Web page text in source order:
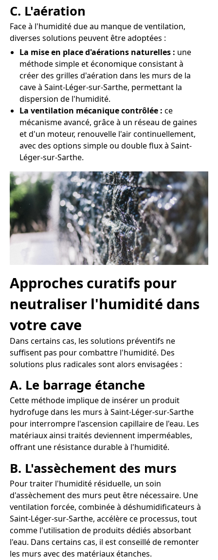
C. L'aération
Face à l'humidité due au manque de ventilation,
diverses solutions peuvent être adoptées :
La mise en place d'aérations naturelles : une
méthode simple et économique consistant à
créer des grilles d'aération dans les murs de la
cave à Saint-Léger-sur-Sarthe, permettant la
dispersion de l'humidité.
La ventilation mécanique contrôlée : ce
mécanisme avancé, grâce à un réseau de gaines
et d'un moteur, renouvelle l'air continuellement,
avec des options simple ou double flux à Saint-
Léger-sur-Sarthe.
Approches curatifs pour
neutraliser l'humidité dans
votre cave
Dans certains cas, les solutions préventifs ne
suffisent pas pour combattre l'humidité. Des
solutions plus radicales sont alors envisagées :
A. Le barrage étanche
Cette méthode implique de insérer un produit
hydrofuge dans les murs à Saint-Léger-sur-Sarthe
pour interrompre l'ascension capillaire de l'eau. Les
matériaux ainsi traités deviennent imperméables,
offrant une résistance durable à l'humidité.
B. L'assèchement des murs
Pour traiter l'humidité résiduelle, un soin
d'assèchement des murs peut être nécessaire. Une
ventilation forcée, combinée à déshumidificateurs à
Saint-Léger-sur-Sarthe, accélère ce processus, tout
comme l'utilisation de produits dédiés absorbant
l'eau. Dans certains cas, il est conseillé de remonter
les murs avec des matériaux étanches.